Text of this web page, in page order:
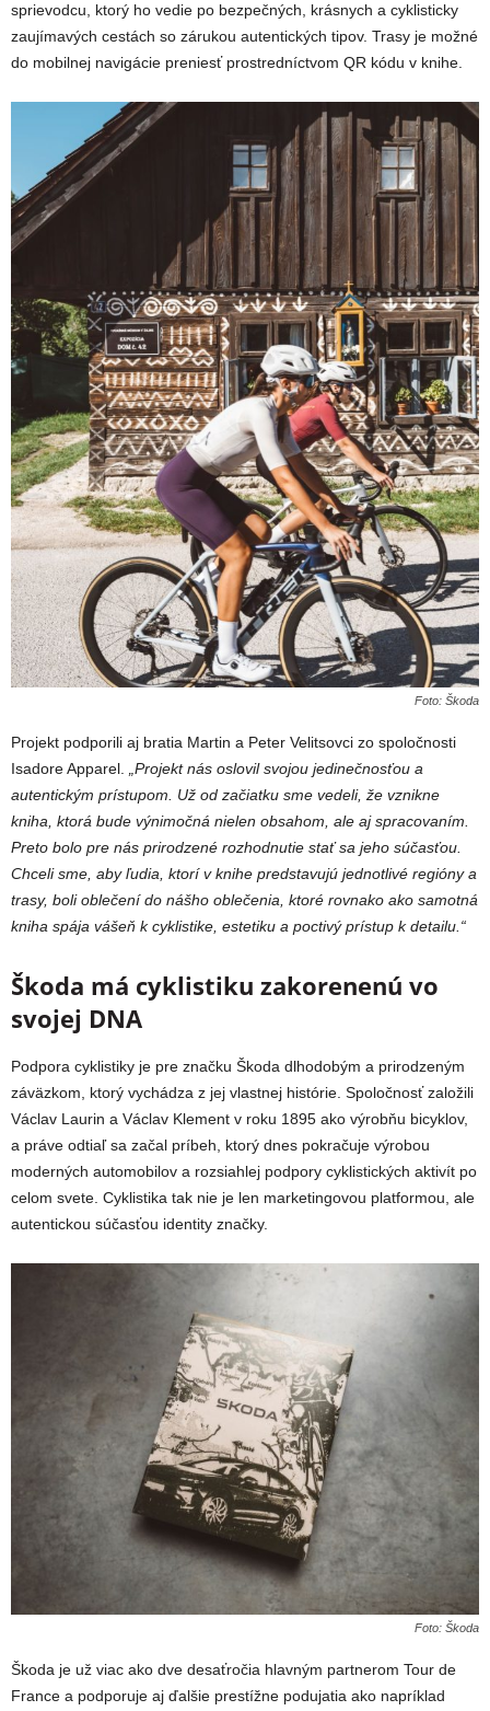
sprievodcu, ktorý ho vedie po bezpečných, krásnych a cyklisticky
zaujímavých cestách so zárukou autentických tipov. Trasy je možné
do mobilnej navigácie preniesť prostredníctvom QR kódu v knihe.
Foto: Škoda
Projekt podporili aj bratia Martin a Peter Velitsovci zo spoločnosti
Isadore Apparel. „Projekt nás oslovil svojou jedinečnosťou a
autentickým prístupom. Už od začiatku sme vedeli, že vznikne
kniha, ktorá bude výnimočná nielen obsahom, ale aj spracovaním.
Preto bolo pre nás prirodzené rozhodnutie stať sa jeho súčasťou.
Chceli sme, aby ľudia, ktorí v knihe predstavujú jednotlivé regióny a
trasy, boli oblečení do nášho oblečenia, ktoré rovnako ako samotná
kniha spája vášeň k cyklistike, estetiku a poctivý prístup k detailu.“
Škoda má cyklistiku zakorenenú vo
svojej DNA
Podpora cyklistiky je pre značku Škoda dlhodobým a prirodzeným
záväzkom, ktorý vychádza z jej vlastnej histórie. Spoločnosť založili
Václav Laurin a Václav Klement v roku 1895 ako výrobňu bicyklov,
a práve odtiaľ sa začal príbeh, ktorý dnes pokračuje výrobou
moderných automobilov a rozsiahlej podpory cyklistických aktivít po
celom svete. Cyklistika tak nie je len marketingovou platformou, ale
autentickou súčasťou identity značky.
Foto: Škoda
Škoda je už viac ako dve desaťročia hlavným partnerom Tour de
France a podporuje aj ďalšie prestížne podujatia ako napríklad